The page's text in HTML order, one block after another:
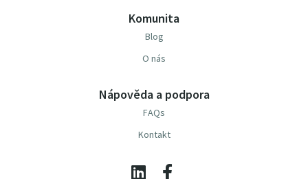
Komunita
Blog
O nás
Nápověda a podpora
FAQs
Kontakt